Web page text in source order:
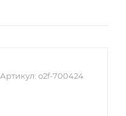
Артикул: o2f-700424